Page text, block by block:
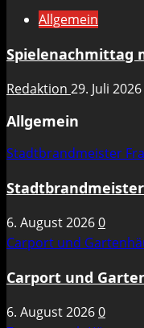
Allgemein
Spielenachmittag
Redaktion 29. Juli 2026
Allgemein
Stadtbrandmeister
6. August 20260
Carport und
Carport und
6. August 20260